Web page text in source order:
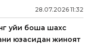
28.07.2026 11:32
уйи бошқа шахс
юзасидан жиноят